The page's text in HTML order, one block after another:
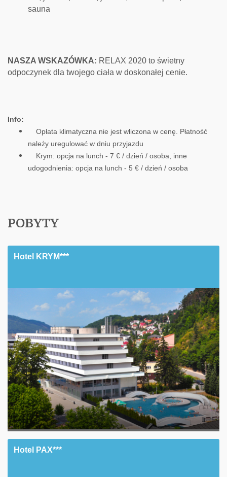
sauna
NASZA WSKAZÓWKA: RELAX 2020 to świetny
odpoczynek dla twojego ciała w doskonałej cenie.
Info:
Opłata klimatyczna nie jest wliczona w cenę. Płatność
należy uregulować w dniu przyjazdu
Krym: opcja na lunch - 7 € / dzień / osoba, inne
udogodnienia: opcja na lunch - 5 € / dzień / osoba
POBYTY
Hotel KRYM***
Hotel PAX***